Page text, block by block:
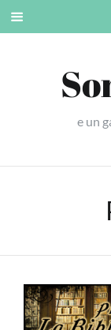
Skip
e un